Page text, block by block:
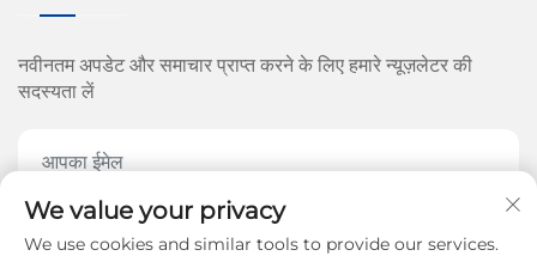
नवीनतम अपडेट और समाचार प्राप्त करने के लिए हमारे न्यूज़लेटर की
सदस्यता लें
अभी सब्सक्राइब करें
We value your privacy
We use cookies and similar tools to provide our services.